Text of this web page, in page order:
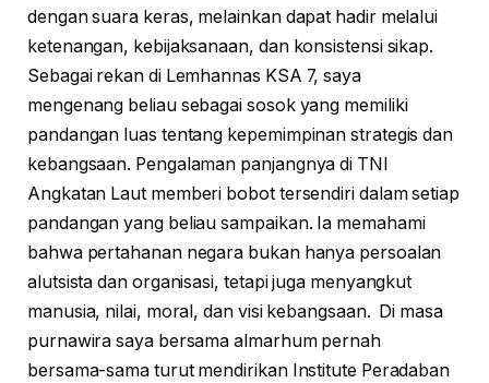
dengan suara keras, melainkan dapat hadir melalui
ketenangan, kebijaksanaan, dan konsistensi sikap.
Sebagai rekan di Lemhannas KSA 7, saya
mengenang beliau sebagai sosok yang memiliki
pandangan luas tentang kepemimpinan strategis dan
kebangsaan. Pengalaman panjangnya di TNI
Angkatan Laut memberi bobot tersendiri dalam setiap
pandangan yang beliau sampaikan. Ia memahami
bahwa pertahanan negara bukan hanya persoalan
alutsista dan organisasi, tetapi juga menyangkut
manusia, nilai, moral, dan visi kebangsaan. Di masa
purnawira saya bersama almarhum pernah
bersama-sama turut mendirikan Institute Peradaban